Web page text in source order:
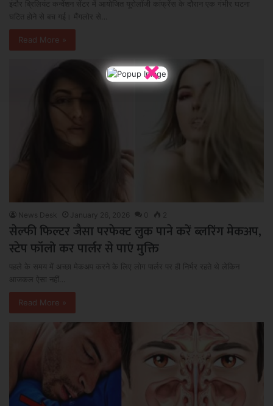
इंदौर ब्रिलियंट कन्वेंशन सेंटर में आयोजित यूरोलॉजी कांफ्रेंस के दौरान एक गंभीर घटना
घटित होने से बच गई। मैंगलोर से…
Read More »
News Desk January 26, 2026 0 2
सेल्फी फिल्टर जैसा परफेक्ट लुक पाने करें ब्लरिंग मेकअप,
स्टेप फॉलो कर पार्लर से पाएं मुक्ति
पहले के समय में अच्छा मेकअप करने के लिए लोग पार्लर पर ही निर्भर रहते थे लेकिन
आजकल ऐसा नहीं…
Read More »
×